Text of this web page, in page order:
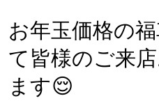
お年玉価格の
て皆様のご来
ます😌